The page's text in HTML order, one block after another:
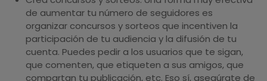
de aumentar tu número de seguidores es
organizar concursos y sorteos que incentiven la
participación de tu audiencia y la difusión de tu
cuenta. Puedes pedir a los usuarios que te sigan,
que comenten, que etiqueten a sus amigos, que
compartan tu publicación, etc. Eso sí, asegúrate de